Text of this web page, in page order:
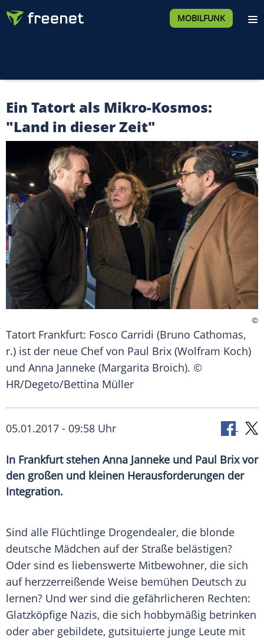
MOBILFUNK
Ein Tatort als Mikro-Kosmos:
"Land in dieser Zeit"
©
Tatort Frankfurt: Fosco Carridi (Bruno Cathomas,
r.) ist der neue Chef von Paul Brix (Wolfram Koch)
und Anna Janneke (Margarita Broich). ©
HR/Degeto/Bettina Müller
05.01.2017 - 09:58 Uhr
In Frankfurt stehen Anna Janneke und Paul Brix vor
den großen und kleinen Herausforderungen der
Integration.
Sind alle Flüchtlinge Drogendealer, die blonde
deutsche Mädchen auf der Straße belästigen?
Oder sind es liebenswerte Mitbewohner, die sich
auf herzzerreißende Weise bemühen Deutsch zu
lernen? Und wer sind die gefährlicheren Rechten:
Glatzköpfige Nazis, die sich hobbymäßig betrinken
oder aber gebildete, gutsituierte junge Leute mit